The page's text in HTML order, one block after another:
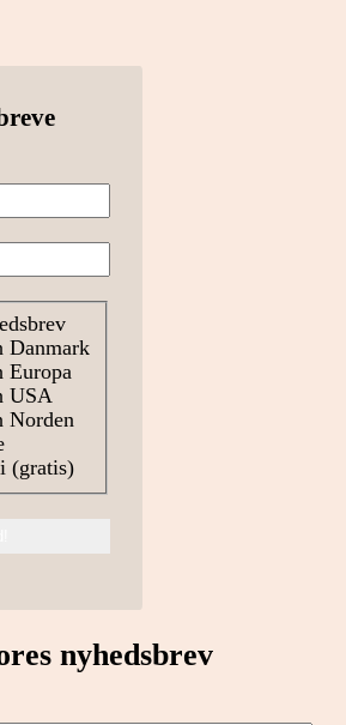
Danmark
Europa
USA
Norden
(gratis)
nyhedsbrev